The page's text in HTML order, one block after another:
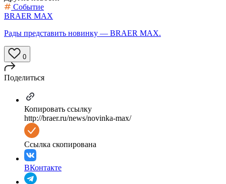
Событие
BRAER MAX
Рады представить новинку — BRAER MAX.
0
Поделиться
Копировать ссылку
http://braer.ru/news/novinka-max/
Ссылка скопирована
ВКонтакте